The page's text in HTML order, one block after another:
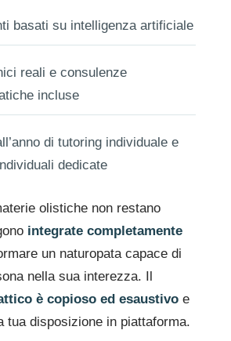
basati su intelligenza artificiale
reali e consulenze
incluse
di tutoring individuale e
dedicate
olistiche non restano
integrate completamente
un naturopata capace di
nella sua interezza. Il
è copioso ed esaustivo e
tua disposizione in piattaforma.